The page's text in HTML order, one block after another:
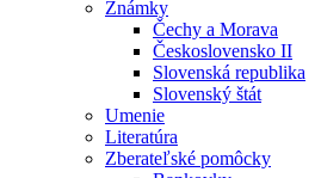
Známky
Čechy a Morava
Československo II
Slovenská republika
Slovenský štát
Umenie
Literatúra
Zberateľské pomôcky